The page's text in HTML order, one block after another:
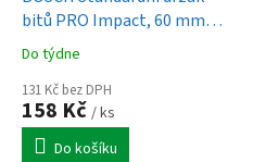
bitů PRO Impact, 60 mm
(2.608.522.321)
Do týdne
131 Kč bez DPH
158 Kč / ks
Do košíku